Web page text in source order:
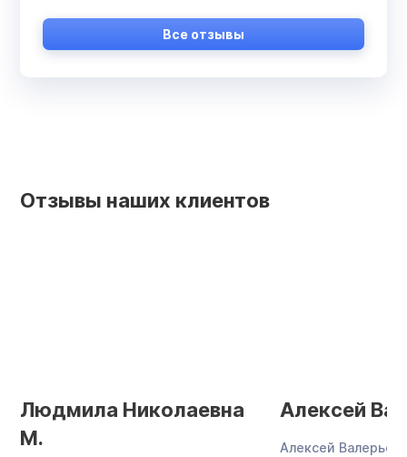
Все отзывы
Отзывы наших клиентов
Людмила Николаевна
М.
Алексей
Алексей